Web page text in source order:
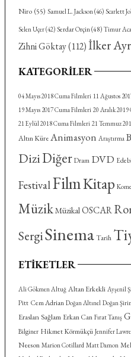
Niro (55) Samuel L. Jackson (46) Scarlett
Selen Uçer(42) Serdar Orçin (48) Timur
Zihni Göktay(112)İlker
KATEGORILER
04 Mayıs 2018 Cuma Filmleri 11 Ağustos
19 Mayıs 2017 Cuma Filmleri 20 Aralık
21 Eylül 2018 Cuma Filmleri 21 Temmuz
Altın Küre Animasyon Araştırma
DiziDiğer Dram DVD
FestivalFilmKitap
MüzikMüzikalOSCAR
SergiSinema Tarih
ETIKETLER
Ali Gökmen Altuğ Altan Erkekli Ayşenil
Pitt Cem Adrian Doğan Altınel Doğan Şirin
Eraslan Sağlam Erkan Can Fırat Tanış
Bilginer Hikmet Körmükçü Jennifer
Neeson Marion Cotillard Matt Damon